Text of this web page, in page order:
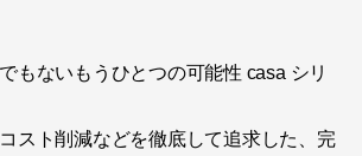
もないもうひとつの可能性 casa シリ
スト削減などを徹底して追求した、完